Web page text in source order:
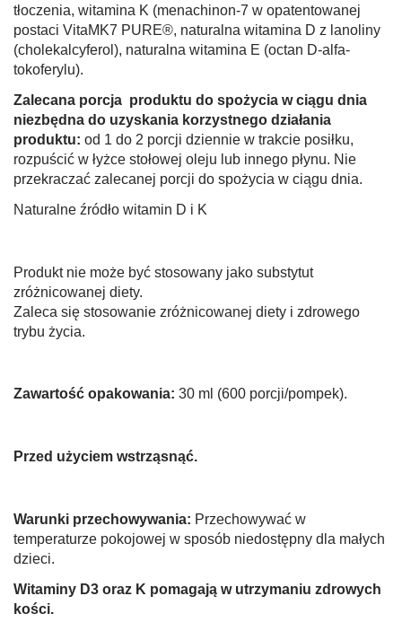
tłoczenia, witamina K (menachinon-7 w opatentowanej
postaci VitaMK7 PURE®, naturalna witamina D z lanoliny
(cholekalcyferol), naturalna witamina E (octan D-alfa-
tokoferylu).
Zalecana porcja produktu do spożycia w ciągu dnia
niezbędna do uzyskania korzystnego działania
produktu: od 1 do 2 porcji dziennie w trakcie posiłku,
rozpuścić w łyżce stołowej oleju lub innego płynu. Nie
przekraczać zalecanej porcji do spożycia w ciągu dnia.
Naturalne źródło witamin D i K
Produkt nie może być stosowany jako substytut
zróżnicowanej diety.
Zaleca się stosowanie zróżnicowanej diety i zdrowego
trybu życia.
Zawartość opakowania: 30 ml (600 porcji/pompek).
Przed użyciem wstrząsnąć.
Warunki przechowywania: Przechowywać w
temperaturze pokojowej w sposób niedostępny dla małych
dzieci.
Witaminy D3 oraz K pomagają w utrzymaniu zdrowych
kości.